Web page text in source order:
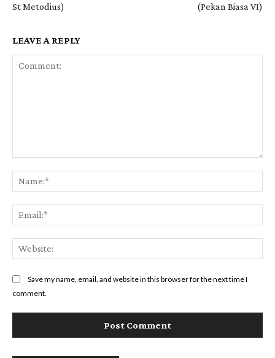
St Metodius) (Pekan Biasa VI)
LEAVE A REPLY
Save my name, email, and website in this browser for the next time I
comment.